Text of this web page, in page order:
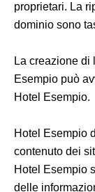
proprietari. La
dominio sono
La creazione di
Esempio può
Hotel Esempio.
Hotel Esempio
contenuto dei
Hotel Esempio
delle